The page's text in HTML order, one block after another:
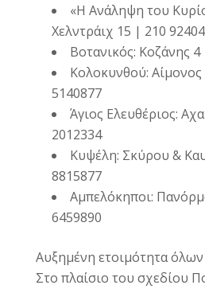
«Η Ανάληψη του
Χελντράιχ 15 | 210
Βοτανικός: Κοζάνης
Κολοκυνθού:
5140877
Άγιος Ελευθέριος:
2012334
Κυψέλη: Σκύρου &
8815877
Αμπελόκηποι:
6459890
Αυξημένη ετοιμότητα
Στο πλαίσιο του σχεδίου